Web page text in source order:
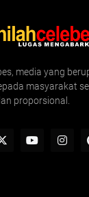
media yang
masyarakat
proporsional.